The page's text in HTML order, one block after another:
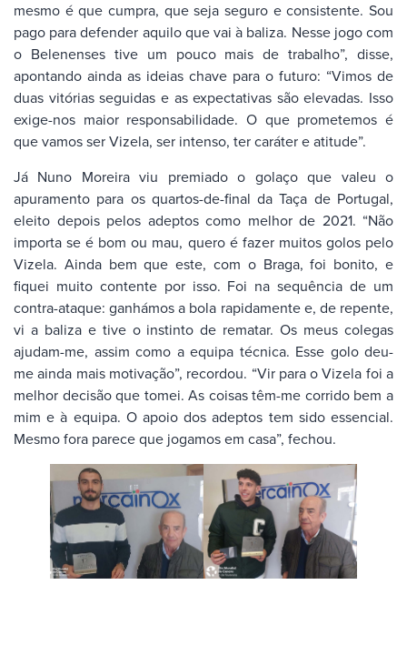
mesmo é que cumpra, que seja seguro e consistente. Sou
pago para defender aquilo que vai à baliza. Nesse jogo com
o Belenenses tive um pouco mais de trabalho”, disse,
apontando ainda as ideias chave para o futuro: “Vimos de
duas vitórias seguidas e as expectativas são elevadas. Isso
exige-nos maior responsabilidade. O que prometemos é
que vamos ser Vizela, ser intenso, ter caráter e atitude”.
Já Nuno Moreira viu premiado o golaço que valeu o
apuramento para os quartos-de-final da Taça de Portugal,
eleito depois pelos adeptos como melhor de 2021. “Não
importa se é bom ou mau, quero é fazer muitos golos pelo
Vizela. Ainda bem que este, com o Braga, foi bonito, e
fiquei muito contente por isso. Foi na sequência de um
contra-ataque: ganhámos a bola rapidamente e, de repente,
vi a baliza e tive o instinto de rematar. Os meus colegas
ajudam-me, assim como a equipa técnica. Esse golo deu-
me ainda mais motivação”, recordou. “Vir para o Vizela foi a
melhor decisão que tomei. As coisas têm-me corrido bem a
mim e à equipa. O apoio dos adeptos tem sido essencial.
Mesmo fora parece que jogamos em casa”, fechou.